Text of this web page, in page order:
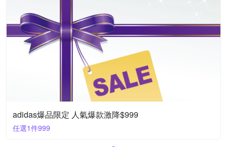
adidas爆品限定 人氣爆款激降$999
任選1件999